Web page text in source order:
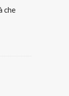
che